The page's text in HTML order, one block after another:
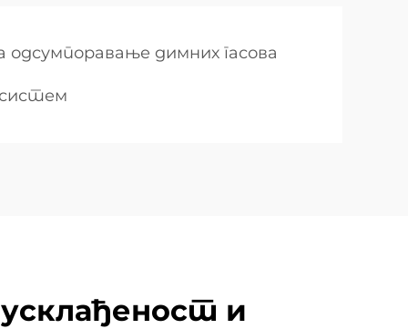
одсумпоравање димних гасова
систем
и